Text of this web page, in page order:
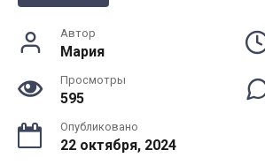
Автор
Мария
Просмотры
595
Опубликовано
22 октября, 2024